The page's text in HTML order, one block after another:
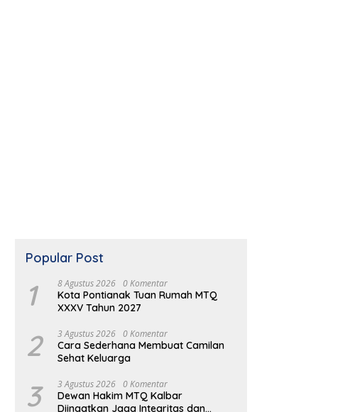
Popular Post
1 8 Agustus 2026 0 Komentar
Kota Pontianak Tuan Rumah MTQ
XXXV Tahun 2027
2 3 Agustus 2026 0 Komentar
Cara Sederhana Membuat Camilan
Sehat Keluarga
3 3 Agustus 2026 0 Komentar
Dewan Hakim MTQ Kalbar
Diingatkan Jaga Integritas dan